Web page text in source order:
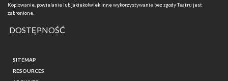
Kopiowanie, powielanie lub jakiekolwiek inne wykorzystywanie bez zgody Teatru jest
zabronione.
DOSTĘPNOŚĆ
SITEMAP
RESOURCES